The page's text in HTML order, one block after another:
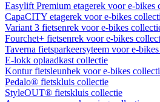
Easylift Premium etagerek voor e-bikes
CapaCITY etagerek voor e-bikes
Variant 3 fietsenrek voor e-bikes
Fourchet+ fietsenrek voor e-bikes
Taverna fietsparkeersyteem voor e-
E-lokk oplaadkast collectie
Kontur fietsleunhek voor e-bikes
Pedalo® fietskluis collectie
StyleOUT® fietskluis collectie